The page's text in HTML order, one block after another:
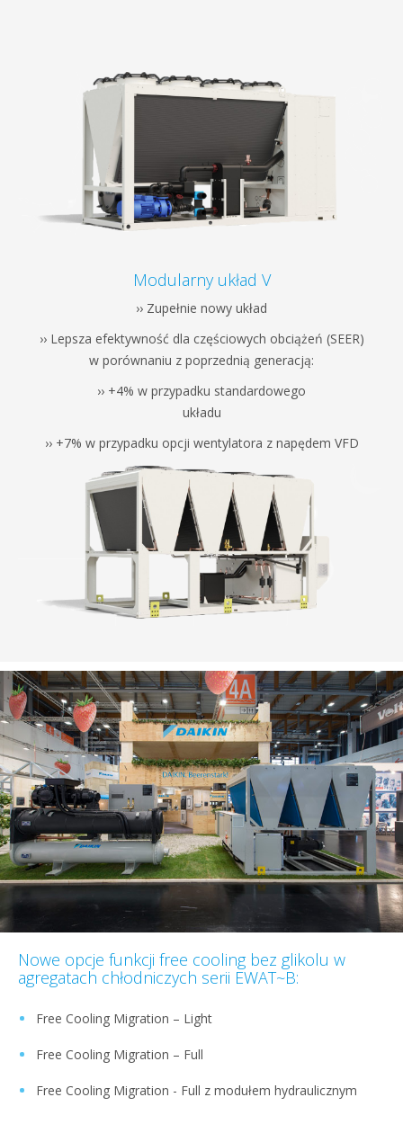
Modularny układ V
›› Zupełnie nowy układ
›› Lepsza efektywność dla częściowych obciążeń (SEER)
w porównaniu z poprzednią generacją:
›› +4% w przypadku standardowego
układu
›› +7% w przypadku opcji wentylatora z napędem VFD
Nowe opcje funkcji free cooling bez glikolu w
agregatach chłodniczych serii EWAT~B:
Free Cooling Migration – Light
Free Cooling Migration – Full
Free Cooling Migration - Full z modułem hydraulicznym